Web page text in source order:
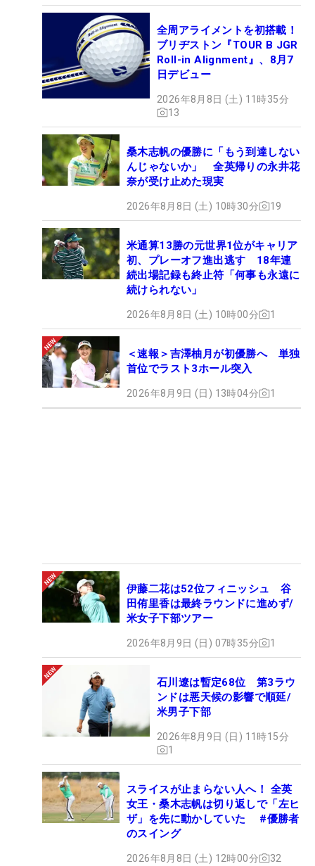
全周アライメントを初搭載！
ブリヂストン『TOUR B JGR
Roll-in Alignment』、8月7
日デビュー
2026年8月8日 (土) 11時35分
13
桑木志帆の優勝に「もう到達しない
んじゃないか」 全英帰りの永井花
奈が受け止めた現実
2026年8月8日 (土) 10時30分 19
米通算13勝の元世界1位がキャリア
初、プレーオフ進出逃す 18年連
続出場記録も終止符「何事も永遠に
続けられない」
2026年8月8日 (土) 10時00分 1
＜速報＞吉澤柚月が初優勝へ 単独
首位でラスト3ホール突入
2026年8月9日 (日) 13時04分 1
伊藤二花は52位フィニッシュ 谷
田侑里香は最終ラウンドに進めず/
米女子下部ツアー
2026年8月9日 (日) 07時35分 1
石川遼は暫定68位 第3ラウ
ンドは悪天候の影響で順延/
米男子下部
2026年8月9日 (日) 11時15分
1
スライスが止まらない人へ！ 全英
女王・桑木志帆は切り返しで「左ヒ
ザ」を先に動かしていた #優勝者
のスイング
2026年8月8日 (土) 12時00分 32